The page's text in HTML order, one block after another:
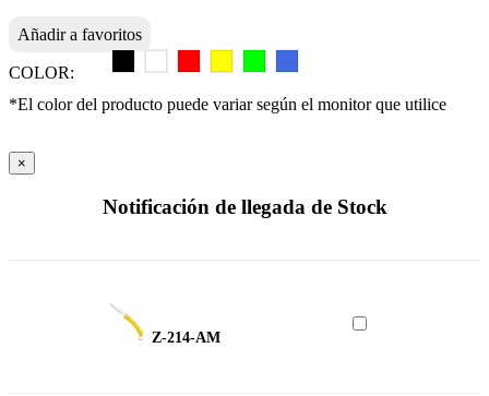
Añadir a favoritos
COLOR:
*El color del producto puede variar según el monitor que utilice
×
Notificación de llegada de Stock
Z-214-AM